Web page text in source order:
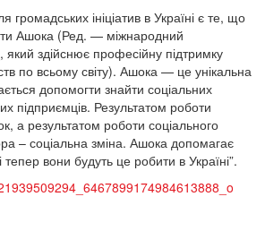
ініціатив в Україні є те, що
Ашока (Ред. — міжнародний
здійснює професійну підтримку
по всьому світу). Ашока — це унікальна
допомогти знайти соціальних
підприємців. Результатом роботи
а результатом роботи соціального
– соціальна зміна. Ашока допомагає
вони будуть це робити в Україні”.